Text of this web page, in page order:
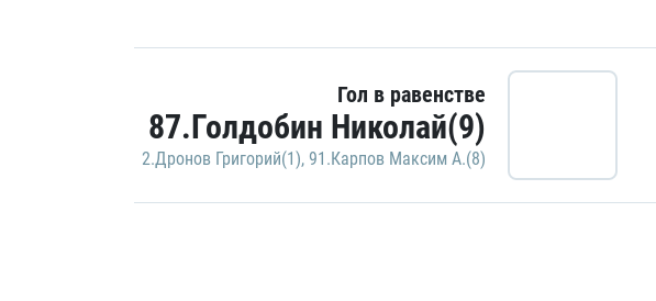
Гол в равенстве
87.Голдобин Николай(9)
2.Дронов Григорий(1), 91.Карпов Максим А.(8)